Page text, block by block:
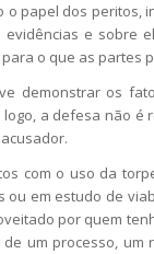
papel dos peritos,
e sobre
o que as partes
demonstrar os
a defesa não
com o uso da
em estudo de
por quem
um processo, um